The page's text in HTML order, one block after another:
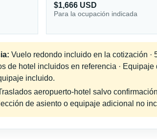
$1,666 USD
Para la ocupación indicada
Vuelo redondo incluido en la cotización ·
de hotel incluidos en referencia ·
incluido.
aeropuerto-hotel salvo
de asiento o equipaje adicional no